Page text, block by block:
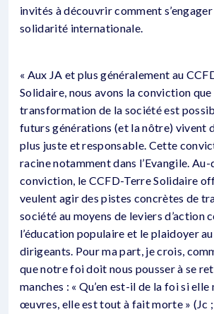
invités à découvrir comment
solidarité internationale.
« Aux JA et plus généralement au
Solidaire, nous avons la conviction que
transformation de la société est
futurs générations (et la nôtre) vivent
plus juste et responsable. Cette
racine notamment dans l’Evangile. Au-
conviction, le CCFD-Terre Solidaire
veulent agir des pistes concrètes de
société au moyens de leviers d’action
l’éducation populaire et le plaidoyer
dirigeants. Pour ma part, je crois,
que notre foi doit nous pousser à se
manches : « Qu’en est-il de la foi si elle
œuvres, elle est tout à fait morte » (Jc ;